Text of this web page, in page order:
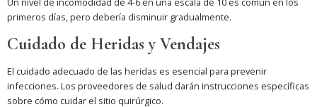
primeros días, pero debería disminuir gradualmente.
Cuidado de Heridas y Vendajes
El cuidado adecuado de las heridas es esencial para prevenir
infecciones. Los proveedores de salud darán instrucciones específicas
sobre cómo cuidar el sitio quirúrgico.